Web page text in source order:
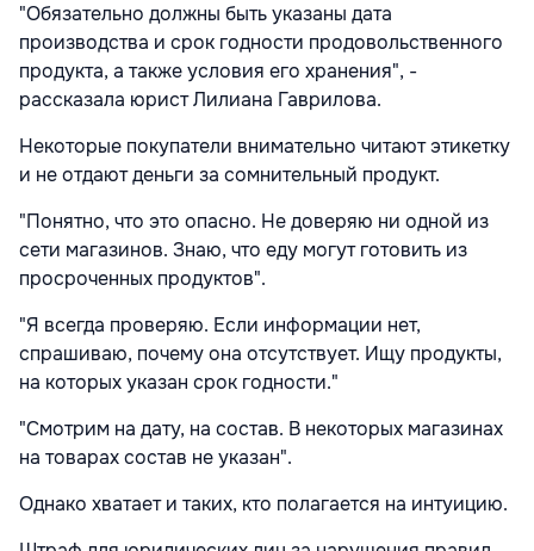
"Обязательно должны быть указаны дата
производства и срок годности продовольственного
продукта, а также условия его хранения", -
рассказала юрист Лилиана Гаврилова.
Некоторые покупатели внимательно читают этикетку
и не отдают деньги за сомнительный продукт.
"Понятно, что это опасно. Не доверяю ни одной из
сети магазинов. Знаю, что еду могут готовить из
просроченных продуктов".
"Я всегда проверяю. Если информации нет,
спрашиваю, почему она отсутствует. Ищу продукты,
на которых указан срок годности."
"Смотрим на дату, на состав. В некоторых магазинах
на товарах состав не указан".
Однако хватает и таких, кто полагается на интуицию.